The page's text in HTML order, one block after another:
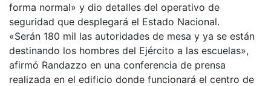
forma normal» y dio detalles del operativo de
seguridad que desplegará el Estado Nacional.
«Serán 180 mil las autoridades de mesa y ya se están
destinando los hombres del Ejército a las escuelas»,
afirmó Randazzo en una conferencia de prensa
realizada en el edificio donde funcionará el centro de